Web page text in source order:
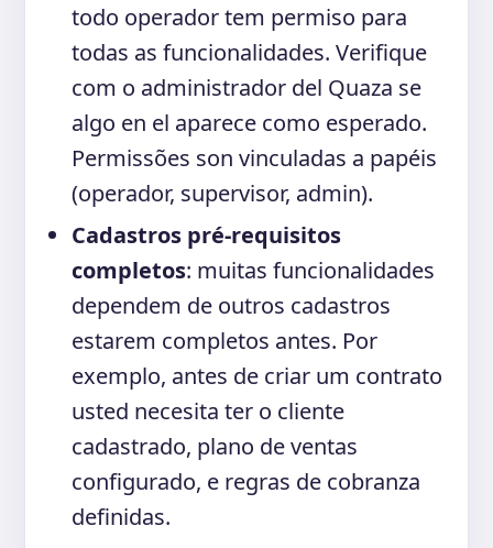
todo operador tem permiso para
todas as funcionalidades. Verifique
com o administrador del Quaza se
algo en el aparece como esperado.
Permissões son vinculadas a papéis
(operador, supervisor, admin).
Cadastros pré-requisitos
completos: muitas funcionalidades
dependem de outros cadastros
estarem completos antes. Por
exemplo, antes de criar um contrato
usted necesita ter o cliente
cadastrado, plano de ventas
configurado, e regras de cobranza
definidas.